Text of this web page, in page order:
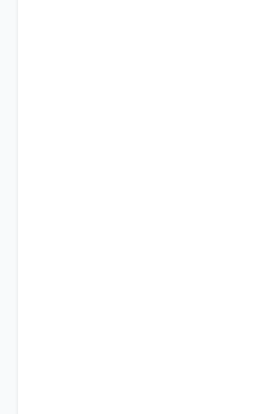
فلزی دمنده مدل